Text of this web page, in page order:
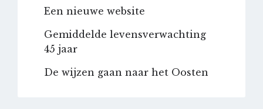
Een nieuwe website
Gemiddelde levensverwachting
45 jaar
De wijzen gaan naar het Oosten